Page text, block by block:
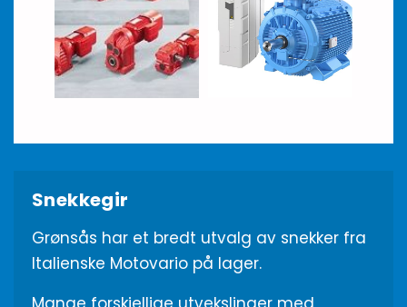
Snekkegir
Grønsås har et bredt utvalg av snekker fra
Italienske Motovario på lager.